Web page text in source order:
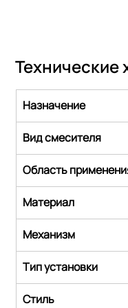
Технические
Назначение
Вид смесителя
Область
Материал
Механизм
Тип установки
Стиль